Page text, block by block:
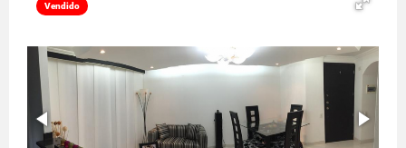
Vendido